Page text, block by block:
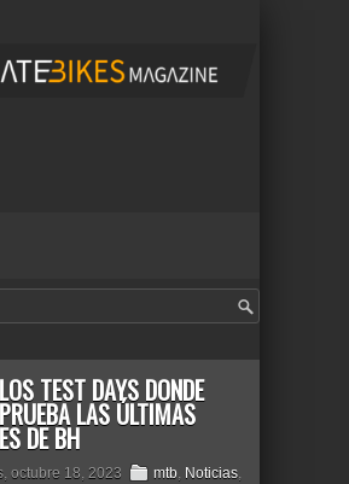
TEST DAYS DONDE
LAS ÚLTIMAS
DE BH
octubre 18, 2023 mtb, Noticias,